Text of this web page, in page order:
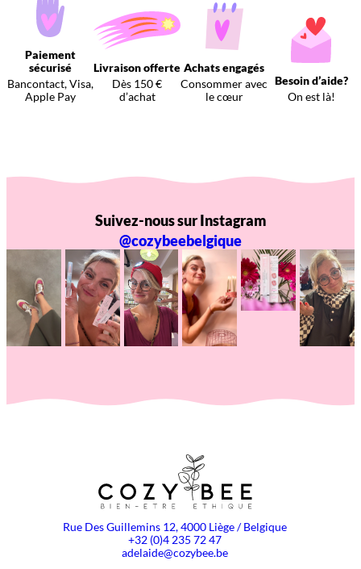
Paiement
sécurisé
Bancontact, Visa,
Apple Pay
Livraison offerte
Dès 150 €
d’achat
Achats engagés
Consommer avec
le cœur
Besoin d’aide?
On est là!
Suivez-nous sur Instagram
@cozybeebelgique
Rue Des Guillemins 12, 4000 Liège / Belgique
+32 (0)4 235 72 47
adelaide@cozybee.be